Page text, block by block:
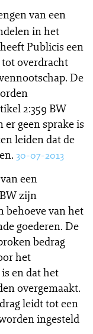
van een
in het
Publicis een
overdracht
De
2:359 BW
er geen sprake is
leiden dat de
30-07-2013
een
zijn
behoeve van het
goederen. De
bedrag
het
en dat het
overgemaakt.
leidt tot een
ingesteld